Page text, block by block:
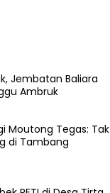
Jembatan Baliara
Ambruk
Moutong Tegas: Tak
di Tambang